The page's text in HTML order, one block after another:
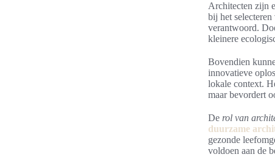
Architecten zijn
bij het
verantwoord.
kleinere
Bovendien
innovatieve
lokale context.
maar bevordert
De rol van
duurzame
gezonde
voldoen aan de